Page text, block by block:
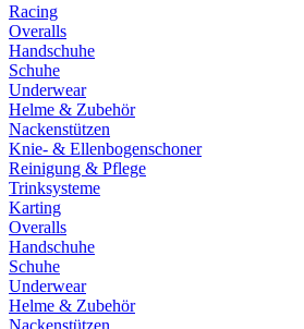
Racing
Overalls
Handschuhe
Schuhe
Underwear
Helme & Zubehör
Nackenstützen
Knie- & Ellenbogenschoner
Reinigung & Pflege
Trinksysteme
Karting
Overalls
Handschuhe
Schuhe
Underwear
Helme & Zubehör
Nackenstützen